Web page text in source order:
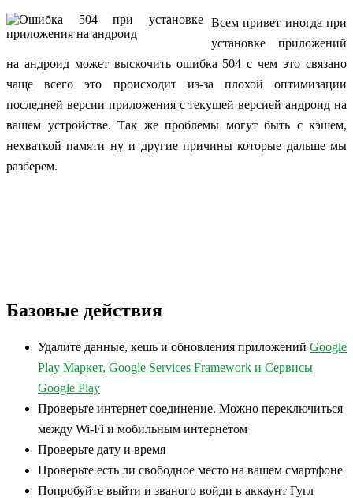
Всем привет иногда при
установке приложений
на андроид может выскочить ошибка 504 с чем это связано
чаще всего это происходит из-за плохой оптимизации
последней версии приложения с текущей версией андроид на
вашем устройстве. Так же проблемы могут быть с кэшем,
нехваткой памяти ну и другие причины которые дальше мы
разберем.
Базовые действия
Удалите данные, кешь и обновления приложений Google
Play Маркет, Google Services Framework и Сервисы
Google Play
Проверьте интернет соединение. Можно переключиться
между Wi-Fi и мобильным интернетом
Проверьте дату и время
Проверьте есть ли свободное место на вашем смартфоне
Попробуйте выйти и званого войди в аккаунт Гугл